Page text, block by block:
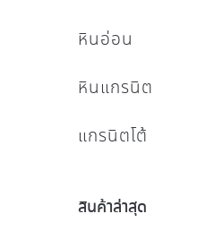
หินอ่อน
หินแกรนิต
แกรนิตโต้
สินค้าล่าสุด